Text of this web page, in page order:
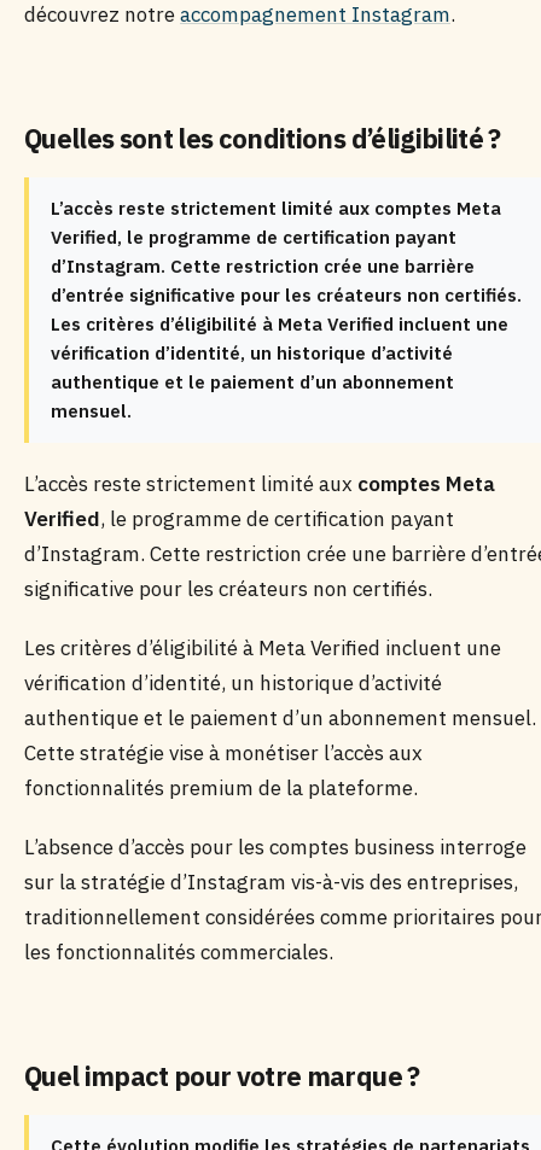
découvrez notreaccompagnement Instagram.
Quelles sont les conditions d’éligibilité ?
L’accès reste strictement limité aux comptes Meta
Verified, le programme de certification payant
d’Instagram. Cette restriction crée une barrière
d’entrée significative pour les créateurs non certifiés.
Les critères d’éligibilité à Meta Verified incluent une
vérification d’identité, un historique d’activité
authentique et le paiement d’un abonnement
mensuel.
L’accès reste strictement limité aux comptes Meta
Verified, le programme de certification payant
d’Instagram. Cette restriction crée une barrière
significative pour les créateurs non certifiés.
Les critères d’éligibilité à Meta Verified incluent une
vérification d’identité, un historique d’activité
authentique et le paiement d’un abonnement mensuel.
Cette stratégie vise à monétiser l’accès aux
fonctionnalités premium de la plateforme.
L’absence d’accès pour les comptes business interroge
sur la stratégie d’Instagram vis-à-vis des entreprises,
traditionnellement considérées comme prioritaires
les fonctionnalités commerciales.
Quel impact pour votre marque ?